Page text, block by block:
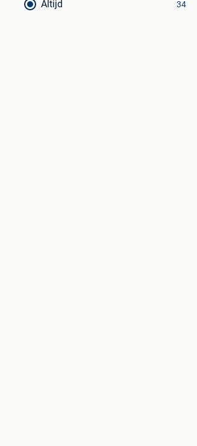
Altijd 34